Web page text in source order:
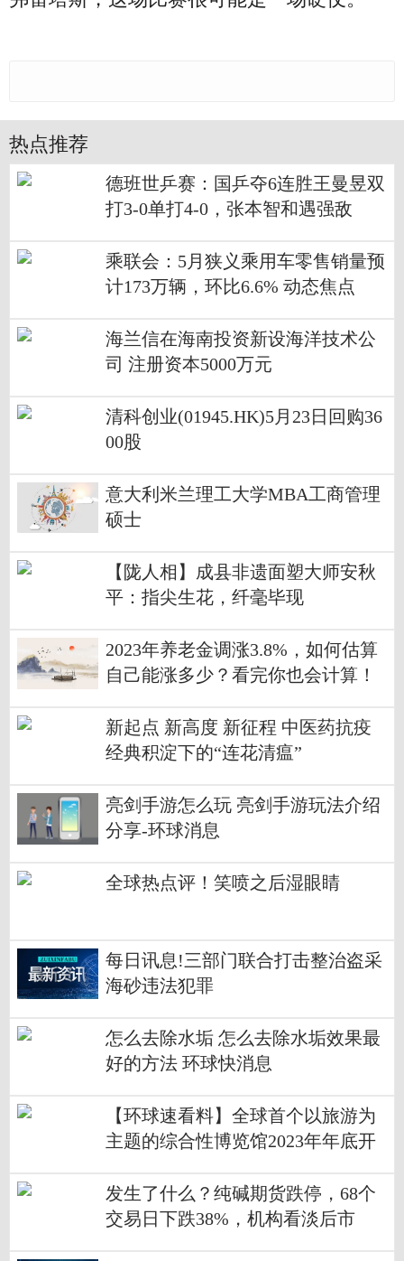
热点推荐
德班世乒赛：国乒夺6连胜王曼昱双
打3-0单打4-0，张本智和遇强敌
乘联会：5月狭义乘用车零售销量预
计173万辆，环比6.6% 动态焦点
海兰信在海南投资新设海洋技术公
司 注册资本5000万元
清科创业(01945.HK)5月23日回购36
00股
意大利米兰理工大学MBA工商管理
硕士
【陇人相】成县非遗面塑大师安秋
平：指尖生花，纤毫毕现
2023年养老金调涨3.8%，如何估算
自己能涨多少？看完你也会计算！
新起点 新高度 新征程 中医药抗疫
经典积淀下的“连花清瘟”
亮剑手游怎么玩 亮剑手游玩法介绍
分享-环球消息
全球热点评！笑喷之后湿眼睛
每日讯息!三部门联合打击整治盗采
海砂违法犯罪
怎么去除水垢 怎么去除水垢效果最
好的方法 环球快消息
【环球速看料】全球首个以旅游为
主题的综合性博览馆2023年年底开
发生了什么？纯碱期货跌停，68个
交易日下跌38%，机构看淡后市